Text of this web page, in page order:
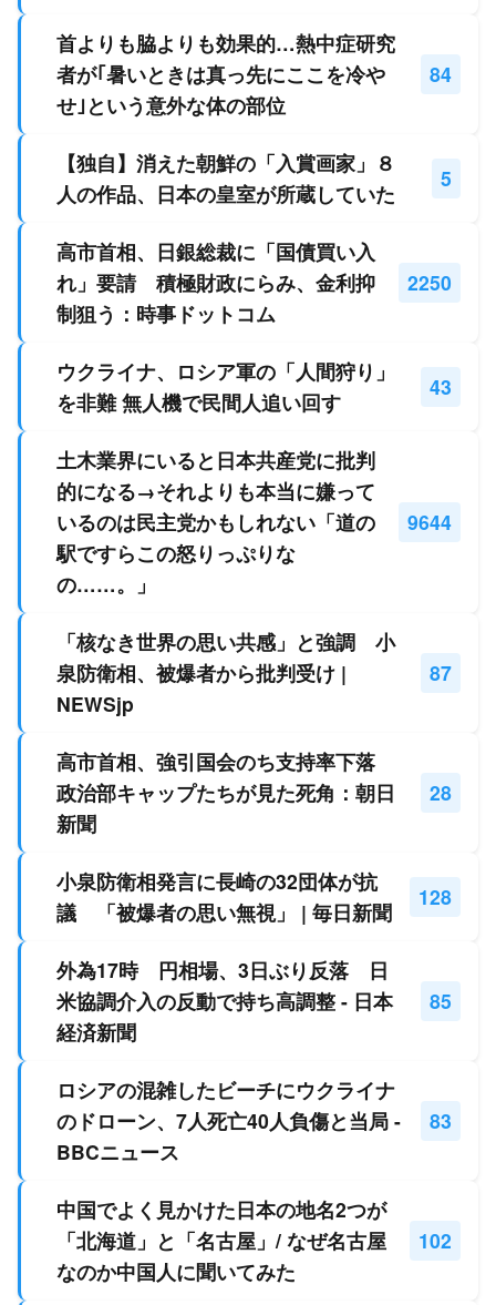
首よりも脇よりも効果的…熱中症研究
者が｢暑いときは真っ先にここを冷や
せ｣という意外な体の部位
84
【独自】消えた朝鮮の「入賞画家」８
人の作品、日本の皇室が所蔵していた
5
高市首相、日銀総裁に「国債買い入
れ」要請 積極財政にらみ、金利抑
制狙う：時事ドットコム
2250
ウクライナ、ロシア軍の「人間狩り」
を非難 無人機で民間人追い回す
43
土木業界にいると日本共産党に批判
的になる→それよりも本当に嫌って
いるのは民主党かもしれない「道の
駅ですらこの怒りっぷりな
の……。」
9644
「核なき世界の思い共感」と強調 小
泉防衛相、被爆者から批判受け |
NEWSjp
87
高市首相、強引国会のち支持率下落
政治部キャップたちが見た死角：朝日
新聞
28
小泉防衛相発言に長崎の32団体が抗
議 「被爆者の思い無視」 | 毎日新聞
128
外為17時 円相場、3日ぶり反落 日
米協調介入の反動で持ち高調整 - 日本
経済新聞
85
ロシアの混雑したビーチにウクライナ
のドローン、7人死亡40人負傷と当局 -
BBCニュース
83
中国でよく見かけた日本の地名2つが
「北海道」と「名古屋」/ なぜ名古屋
なのか中国人に聞いてみた
102